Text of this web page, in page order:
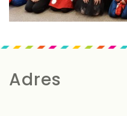
Adres